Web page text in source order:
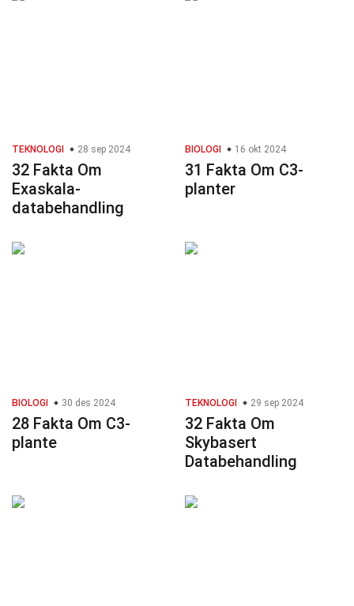
TEKNOLOGI 28 sep 2024
32 Fakta Om
Exaskala-
databehandling
BIOLOGI 16 okt 2024
31 Fakta Om C3-
planter
BIOLOGI 30 des 2024
28 Fakta Om C3-
plante
TEKNOLOGI 29 sep 2024
32 Fakta Om
Skybasert
Databehandling